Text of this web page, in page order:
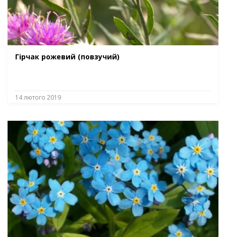
Гірчак рожевий (повзучий)
14 лютого 2019